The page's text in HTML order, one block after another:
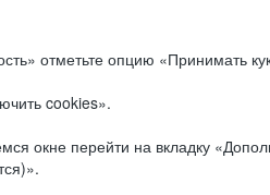
отметьте опцию «Принимать
cookies».
окне перейти на вкладку